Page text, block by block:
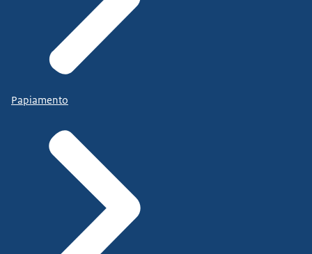
Papiamento